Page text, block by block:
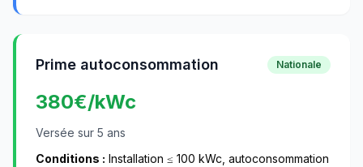
Prime autoconsommation Nationale
380€/kWc
Versée sur 5 ans
Conditions : Installation ≤ 100 kWc, autoconsommation